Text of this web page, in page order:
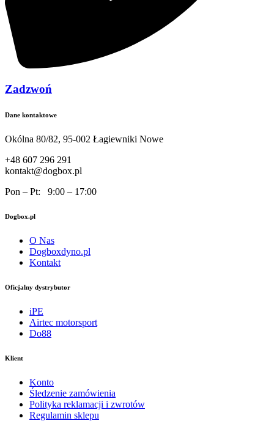
Zadzwoń
Dane kontaktowe
Okólna 80/82, 95-002 Łagiewniki Nowe
+48 607 296 291
kontakt@dogbox.pl
Pon – Pt: 9:00 – 17:00
Dogbox.pl
O Nas
Dogboxdyno.pl
Kontakt
Oficjalny dystrybutor
iPE
Airtec motorsport
Do88
Klient
Konto
Śledzenie zamówienia
Polityka reklamacji i zwrotów
Regulamin sklepu